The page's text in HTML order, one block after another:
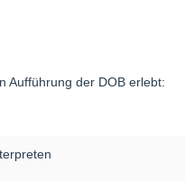
Aufführung der DOB erlebt: